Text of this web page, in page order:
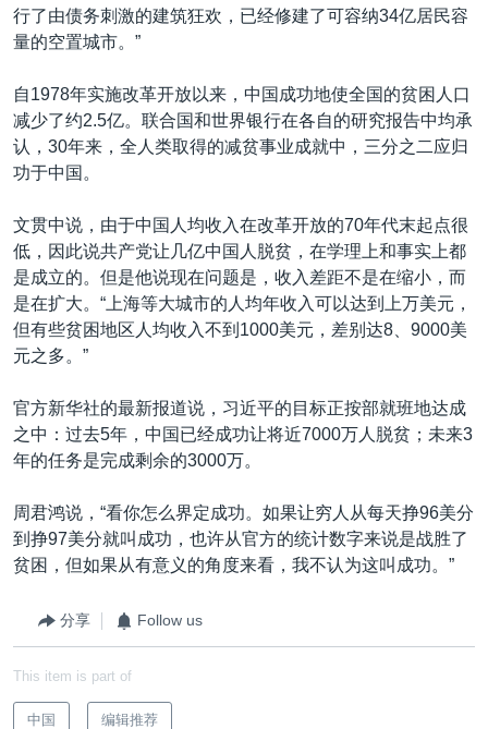
行了由债务刺激的建筑狂欢，已经修建了可容纳34亿居民容
量的空置城市。”
自1978年实施改革开放以来，中国成功地使全国的贫困人口
减少了约2.5亿。联合国和世界银行在各自的研究报告中均承
认，30年来，全人类取得的减贫事业成就中，三分之二应归
功于中国。
文贯中说，由于中国人均收入在改革开放的70年代末起点很
低，因此说共产党让几亿中国人脱贫，在学理上和事实上都
是成立的。但是他说现在问题是，收入差距不是在缩小，而
是在扩大。“上海等大城市的人均年收入可以达到上万美元，
但有些贫困地区人均收入不到1000美元，差别达8、9000美
元之多。”
官方新华社的最新报道说，习近平的目标正按部就班地达成
之中：过去5年，中国已经成功让将近7000万人脱贫；未来3
年的任务是完成剩余的3000万。
周君鸿说，“看你怎么界定成功。如果让穷人从每天挣96美分
到挣97美分就叫成功，也许从官方的统计数字来说是战胜了
贫困，但如果从有意义的角度来看，我不认为这叫成功。”
分享 Follow us
This item is part of
中国 编辑推荐